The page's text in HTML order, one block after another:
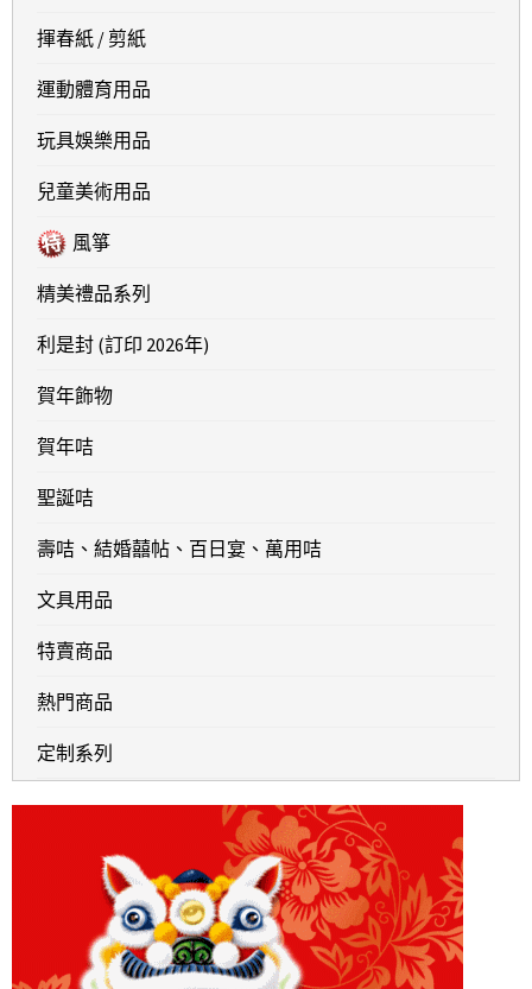
揮春紙 / 剪紙
運動體育用品
玩具娛樂用品
兒童美術用品
風箏
精美禮品系列
利是封 (訂印 2026年)
賀年飾物
賀年咭
聖誕咭
壽咭、結婚囍帖、百日宴、萬用咭
文具用品
特賣商品
熱門商品
定制系列